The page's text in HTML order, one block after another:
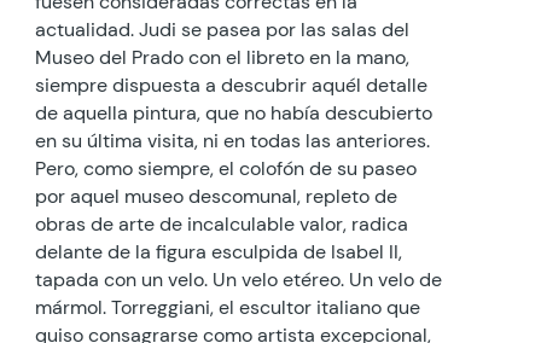
actualidad. Judi se pasea por las salas del
Museo del Prado con el libreto en la mano,
siempre dispuesta a descubrir aquél detalle
de aquella pintura, que no había descubierto
en su última visita, ni en todas las anteriores.
Pero, como siempre, el colofón de su paseo
por aquel museo descomunal, repleto de
obras de arte de incalculable valor, radica
delante de la figura esculpida de Isabel II,
tapada con un velo. Un velo etéreo. Un velo de
mármol. Torreggiani, el escultor italiano que
quiso consagrarse como artista excepcional,